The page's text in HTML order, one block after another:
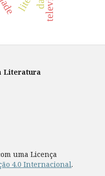
Literatura
uma Licença
4.0 Internacional.